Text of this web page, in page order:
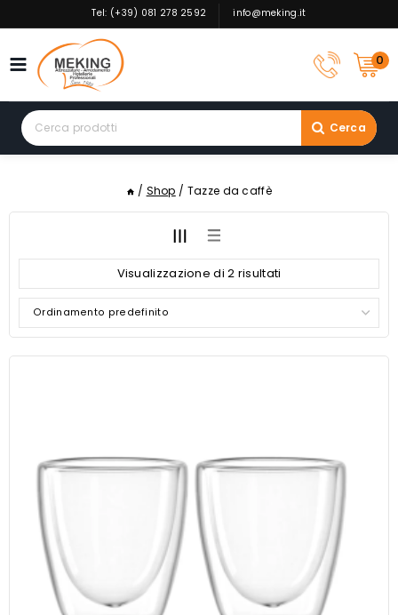
to
Tel: (+39) 081 278 2592 info@meking.it
0
Search
for:
Cerca
/ Shop / Tazze da caffè
Visualizzazione di 2 risultati